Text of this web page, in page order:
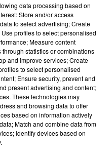
DU 19/05/25 À
à Tulle, Brive,
sarladais avec les
sur le terrain.
data processing based on
Store and/or access
to select advertising; Create
profiles to select personalised
Measure content
statistics or combinations
and improve services; Create
to select personalised
Ensure security, prevent and
present advertising and content;
These technologies may
and browsing data to offer
based on information actively
Match and combine data from
Identify devices based on